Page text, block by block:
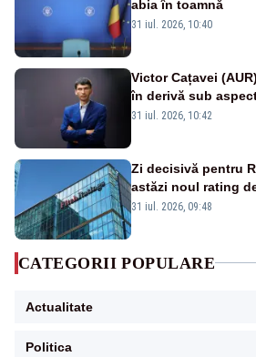
abia în toamnă
31 iul. 2026, 10:40
Victor Cațavei
în derivă sub
rezultat al
31 iul. 2026, 10:42
Zi decisivă pentru
astăzi noul rating
efectele
31 iul. 2026, 09:48
CATEGORII POPULARE
Actualitate
Politica